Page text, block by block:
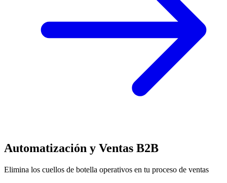
Automatización y Ventas B2B
Elimina los cuellos de botella operativos en tu proceso de ventas